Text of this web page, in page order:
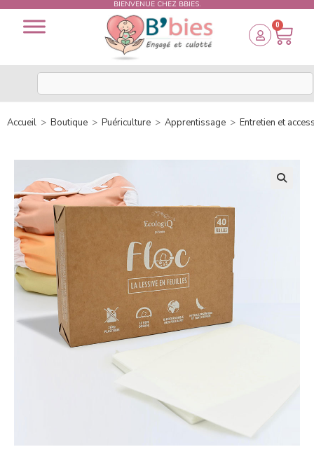
BIENVENUE CHEZ BBIES.
0
Accueil > Boutique > Puériculture > Apprentissage > Entretien et